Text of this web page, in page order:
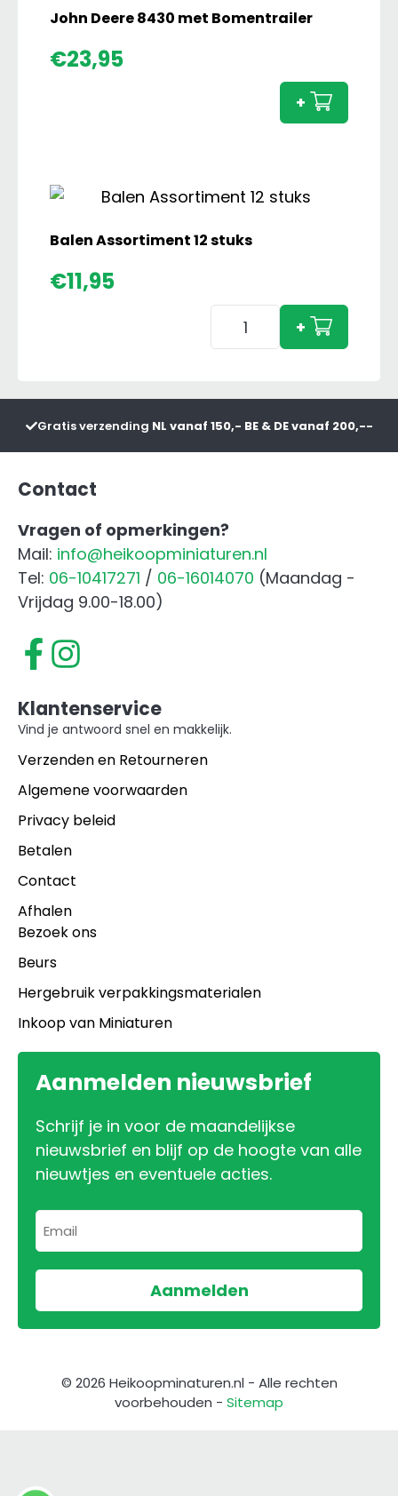
John Deere 8430 met Bomentrailer
€23,95
met
+
Balen Assortiment 12 stuks
€11,95
Balen
Assortiment
+
Gratis verzending NL vanaf 150,- BE & DE vanaf 200,--
Contact
Vragen of opmerkingen?
Mail: info@heikoopminiaturen.nl
Tel: 06-10417271 / 06-16014070 (Maandag -
Vrijdag 9.00-18.00)
Klantenservice
Vind je antwoord snel en makkelijk.
Verzenden en Retourneren
Algemene voorwaarden
Privacy beleid
Betalen
Contact
Afhalen
Bezoek ons
Beurs
Hergebruik verpakkingsmaterialen
Inkoop van Miniaturen
Aanmelden nieuwsbrief
Schrijf je in voor de maandelijkse
nieuwsbrief en blijf op de hoogte van alle
nieuwtjes en eventuele acties.
© 2026 Heikoopminaturen.nl - Alle rechten
voorbehouden - Sitemap